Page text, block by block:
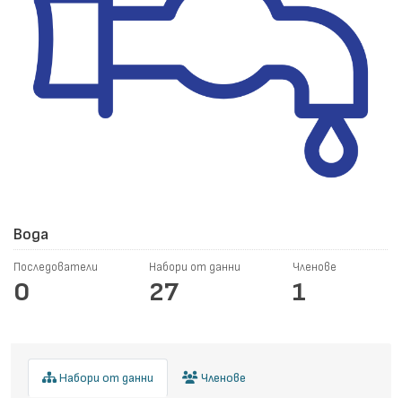
Вода
Последователи
0
Набори от данни
27
Членове
1
Набори от данни Членове